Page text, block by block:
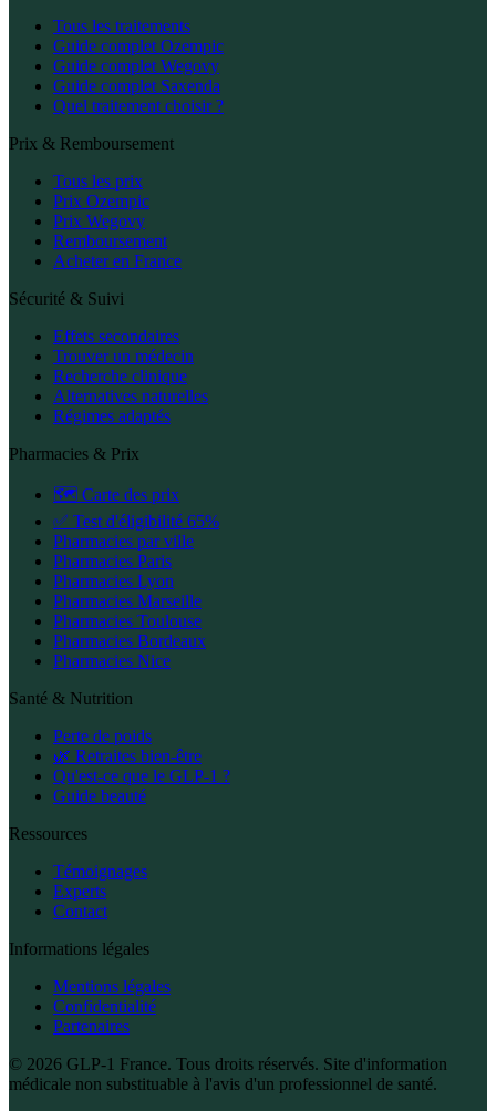
Tous les traitements
Guide complet Ozempic
Guide complet Wegovy
Guide complet Saxenda
Quel traitement choisir ?
Prix & Remboursement
Tous les prix
Prix Ozempic
Prix Wegovy
Remboursement
Acheter en France
Sécurité & Suivi
Effets secondaires
Trouver un médecin
Recherche clinique
Alternatives naturelles
Régimes adaptés
Pharmacies & Prix
🗺️ Carte des prix
✅ Test d'éligibilité 65%
Pharmacies par ville
Pharmacies Paris
Pharmacies Lyon
Pharmacies Marseille
Pharmacies Toulouse
Pharmacies Bordeaux
Pharmacies Nice
Santé & Nutrition
Perte de poids
🌿 Retraites bien-être
Qu'est-ce que le GLP-1 ?
Guide beauté
Ressources
Témoignages
Experts
Contact
Informations légales
Mentions légales
Confidentialité
Partenaires
© 2026 GLP-1 France. Tous droits réservés. Site d'information
médicale non substituable à l'avis d'un professionnel de santé.